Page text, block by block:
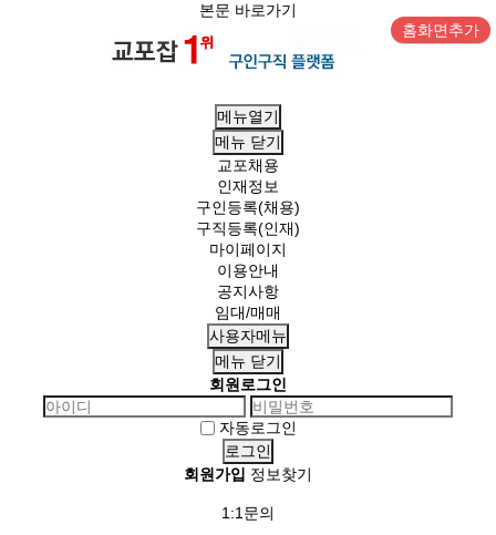
본문 바로가기
홈화면추가
메뉴열기
메뉴 닫기
교포채용
인재정보
구인등록(채용)
구직등록(인재)
마이페이지
이용안내
공지사항
임대/매매
사용자메뉴
메뉴 닫기
회원로그인
자동로그인
회원가입 정보찾기
1:1문의